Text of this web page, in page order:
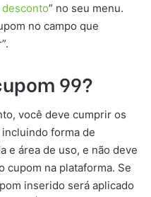
” no seu menu.
no campo que
99?
você deve cumprir os
forma de
e área de uso, e não deve
cupom na plataforma. Se
inserido será aplicado